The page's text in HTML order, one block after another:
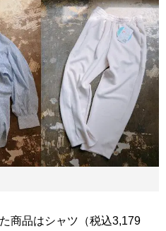
商品はシャツ（税込3,179